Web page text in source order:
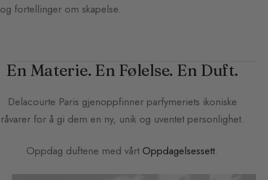
og fortellinger om skapelse.
En Materie. En Følelse. En Duft.
Delacourte Paris gjenoppfinner parfymeriets ikoniske
råvarer for å gi dem en ny, unik og uventet personlighet.
Oppdag duftene med vårt Oppdagelsessett.